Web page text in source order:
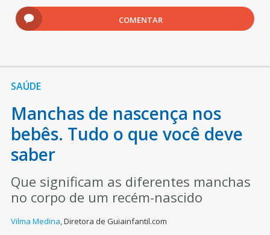
COMENTAR
SAÚDE
Manchas de nascença nos
bebês. Tudo o que você deve
saber
Que significam as diferentes manchas
no corpo de um recém-nascido
Vilma Medina,Diretora de Guiainfantil.com